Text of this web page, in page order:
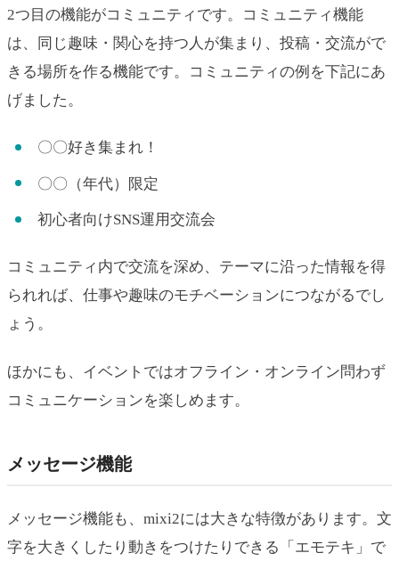
2つ目の機能がコミュニティです。コミュニティ機能
は、同じ趣味・関心を持つ人が集まり、投稿・交流がで
きる場所を作る機能です。コミュニティの例を下記にあ
げました。
〇〇好き集まれ！
〇〇（年代）限定
初心者向けSNS運用交流会
コミュニティ内で交流を深め、テーマに沿った情報を得
られれば、仕事や趣味のモチベーションにつながるでし
ょう。
ほかにも、イベントではオフライン・オンライン問わず
コミュニケーションを楽しめます。
メッセージ機能
メッセージ機能も、mixi2には大きな特徴があります。文
字を大きくしたり動きをつけたりできる「エモテキ」で